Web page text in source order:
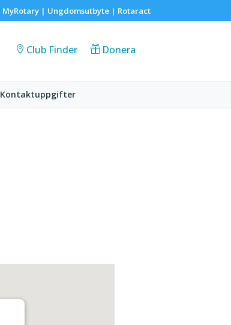
MyRotary | Ungdomsutbyte| Rotaract
Club Finder Donera
Kontaktuppgifter